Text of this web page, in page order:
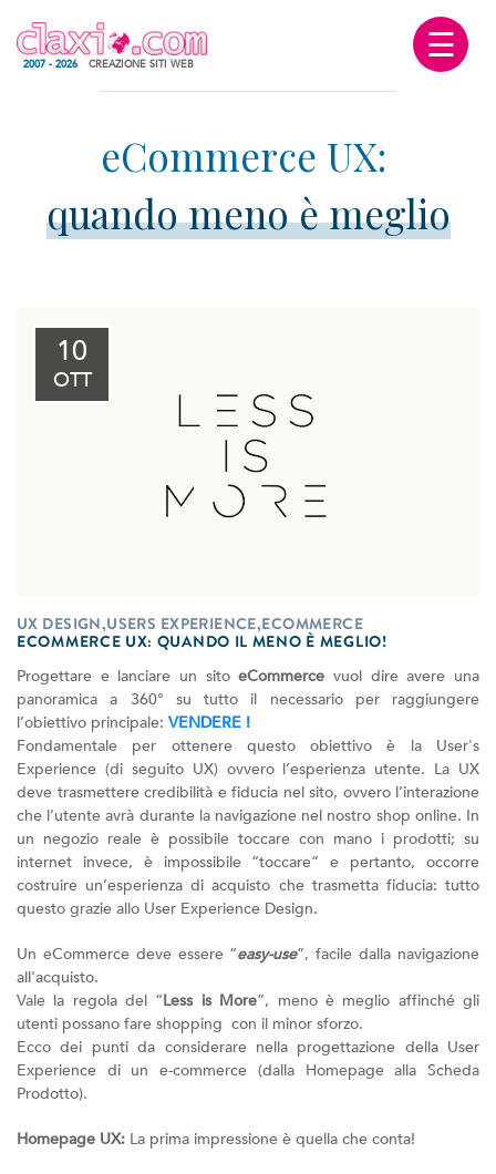
2007 - 2026 CREAZIONE SITI WEB ☰
quando meno è meglio
10
OTT
UX DESIGN,USERS EXPERIENCE,ECOMMERCE
ECOMMERCE UX: QUANDO IL MENO È MEGLIO!
Progettare e lanciare un sitoeCommerce vuol dire avere una
panoramica a 360° su tutto il necessario per raggiungere
l’obiettivo principale: VENDERE !
Fondamentale per ottenere questo obiettivo è la User's
Experience (di seguito UX) ovvero l’esperienza utente. La UX
deve trasmettere credibilità e fiducia nel sito, ovvero l’interazione
che l’utente avrà durante la navigazione nel nostro shop online. In
un negozio reale è possibile toccare con mano i prodotti; su
internet invece, è impossibile “toccare” e pertanto, occorre
costruire un’esperienza di acquisto che trasmetta fiducia: tutto
questo grazie allo User Experience Design.
Un eCommerce deve essere “easy-use”, facile dalla navigazione
all'acquisto.
Vale la regola del “Less is More”, meno è meglio affinché gli
utenti possano fare shopping con il minor sforzo.
Ecco dei punti da considerare nella progettazione della User
Experience di un e-commerce (dalla Homepage alla Scheda
Prodotto).
Homepage UX: La prima impressione è quella che conta!